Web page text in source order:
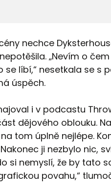
nechce
„Nevím o
se líbí,“ nesetkala se s
úspěch.
i v podcastu
dějového oblouku.
tom úplně nejlépe.
ji nezbylo nic,
si nemyslí, že by tato
povahu,“